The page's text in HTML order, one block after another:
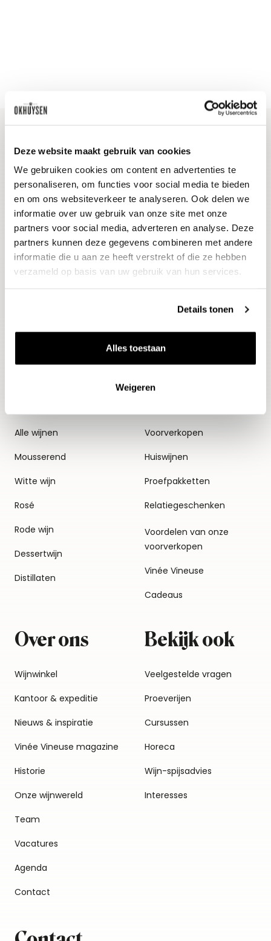
Deze website maakt gebruik van cookies
We gebruiken cookies om content en advertenties te
personaliseren, om functies voor social media te bieden
en om ons websiteverkeer te analyseren. Ook delen we
informatie over uw gebruik van onze site met onze
partners voor social media, adverteren en analyse. Deze
partners kunnen deze gegevens combineren met andere
informatie die u aan ze heeft verstrekt of die ze hebben
verzameld op basis van uw gebruik van hun services.
Details tonen
Alles toestaan
Weigeren
Blijf op de hoogte
Ontvang het laatste wijnnieuws, proeverijen en
evenementen
E-mailadres
Aanmelden
Alle wijnen
Mousserend
Witte wijn
Rosé
Rode wijn
Dessertwijn
Distillaten
Thema's
Voorverkopen
Huiswijnen
Proefpakketten
Relatiegeschenken
Voordelen van onze
voorverkopen
Vinée Vineuse
Cadeaus
Over ons
Wijnwinkel
Kantoor & expeditie
Nieuws & inspiratie
Vinée Vineuse magazine
Historie
Onze wijnwereld
Team
Vacatures
Agenda
Contact
Bekijk ook
Veelgestelde vragen
Proeverijen
Cursussen
Horeca
Wijn-spijsadvies
Interesses